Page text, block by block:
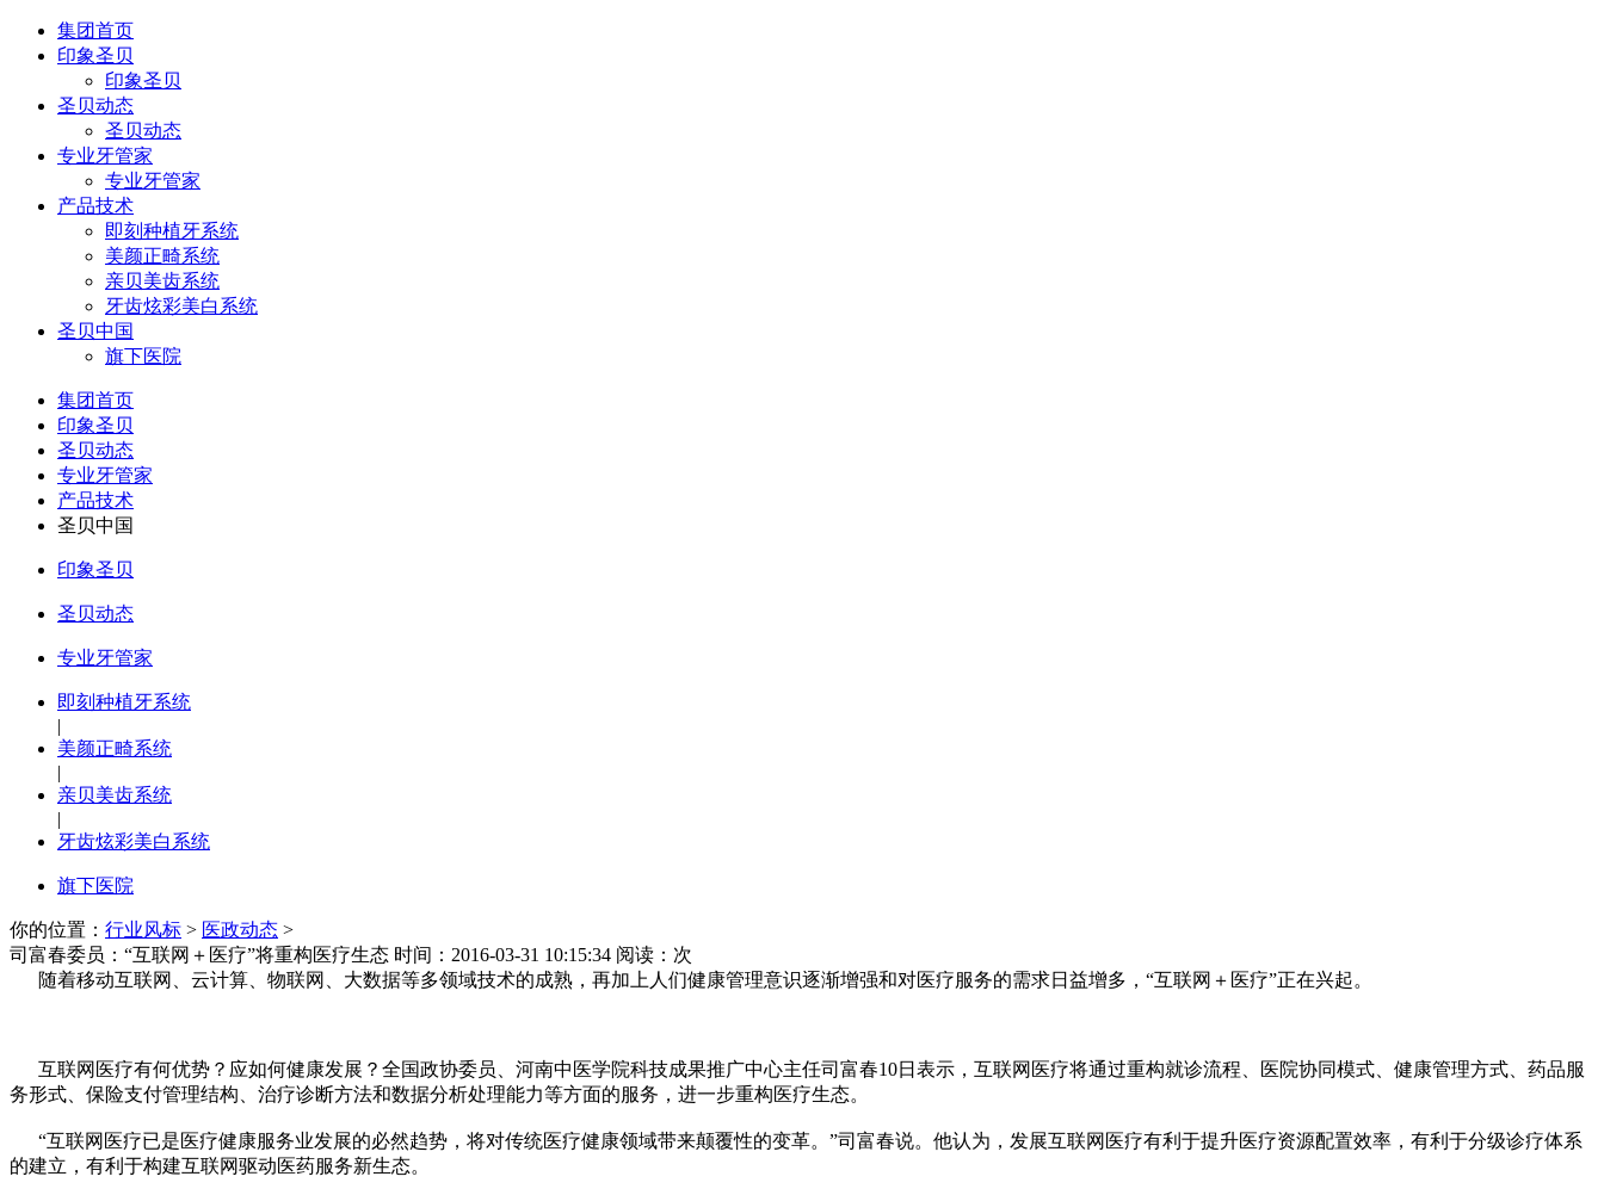
集团首页
印象圣贝
印象圣贝
圣贝动态
圣贝动态
专业牙管家
专业牙管家
产品技术
即刻种植牙系统
美颜正畸系统
亲贝美齿系统
牙齿炫彩美白系统
圣贝中国
旗下医院
集团首页
印象圣贝
圣贝动态
专业牙管家
产品技术
圣贝中国
印象圣贝
圣贝动态
专业牙管家
即刻种植牙系统
|
美颜正畸系统
|
亲贝美齿系统
|
牙齿炫彩美白系统
旗下医院
你的位置： 行业风标 > 医政动态 >
司富春委员：“互联网＋医疗”将重构医疗生态 时间：2016-03-31 10:15:34 阅读： 次
随着移动互联网、云计算、物联网、大数据等多领域技术的成熟，再加上人们健康管理意识逐渐增强和对医疗服务的需求日益增多，“互联网＋医疗”正在兴起。
互联网医疗有何优势？应如何健康发展？全国政协委员、河南中医学院科技成果推广中心主任司富春10日表示，互联网医疗将通过重构就诊流程、医院协同模式、健康管理方式、药品服
务形式、保险支付管理结构、治疗诊断方法和数据分析处理能力等方面的服务，进一步重构医疗生态。
“互联网医疗已是医疗健康服务业发展的必然趋势，将对传统医疗健康领域带来颠覆性的变革。”司富春说。他认为，发展互联网医疗有利于提升医疗资源配置效率，有利于分级诊疗体系
的建立，有利于构建互联网驱动医药服务新生态。